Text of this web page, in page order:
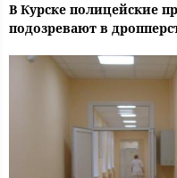
В Курске полицейские
подозревают в